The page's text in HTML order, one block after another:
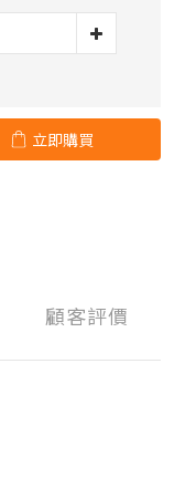
立即購買
顧客評價